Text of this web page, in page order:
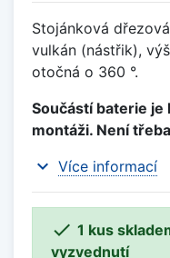
Stojánková
vulkán (nástřik),
otočná o 360 °.
Součástí baterie
montáži. Není
expand_more Více informací
 1 kus
vyzvednutí